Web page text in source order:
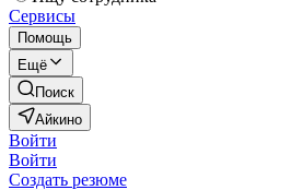
Сервисы
Помощь
Ещё
Поиск
Айкино
Войти
Войти
Создать резюме